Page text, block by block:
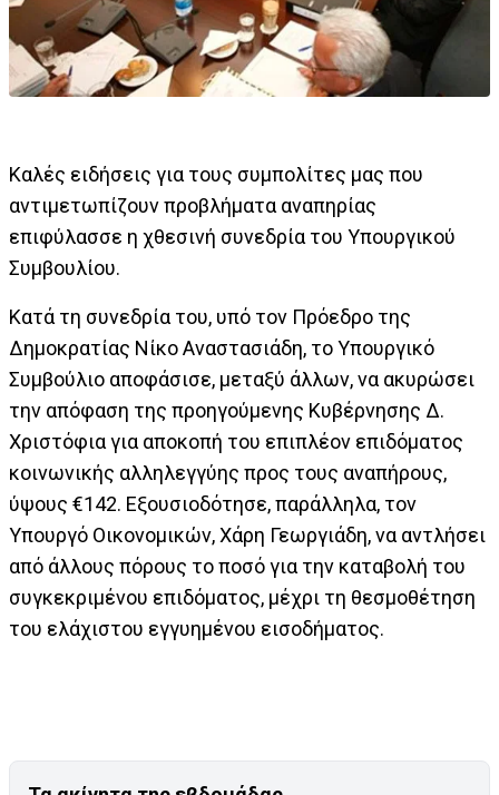
Καλές ειδήσεις για τους συμπολίτες μας που
αντιμετωπίζουν προβλήματα αναπηρίας
επιφύλασσε η χθεσινή συνεδρία του Υπουργικού
Συμβουλίου.
Κατά τη συνεδρία του, υπό τον Πρόεδρο της
Δημοκρατίας Νίκο Αναστασιάδη, το Υπουργικό
Συμβούλιο αποφάσισε, μεταξύ άλλων, να ακυρώσει
την απόφαση της προηγούμενης Κυβέρνησης Δ.
Χριστόφια για αποκοπή του επιπλέον επιδόματος
κοινωνικής αλληλεγγύης προς τους αναπήρους,
ύψους €142. Εξουσιοδότησε, παράλληλα, τον
Υπουργό Οικονομικών, Χάρη Γεωργιάδη, να αντλήσει
από άλλους πόρους το ποσό για την καταβολή του
συγκεκριμένου επιδόματος, μέχρι τη θεσμοθέτηση
του ελάχιστου εγγυημένου εισοδήματος.